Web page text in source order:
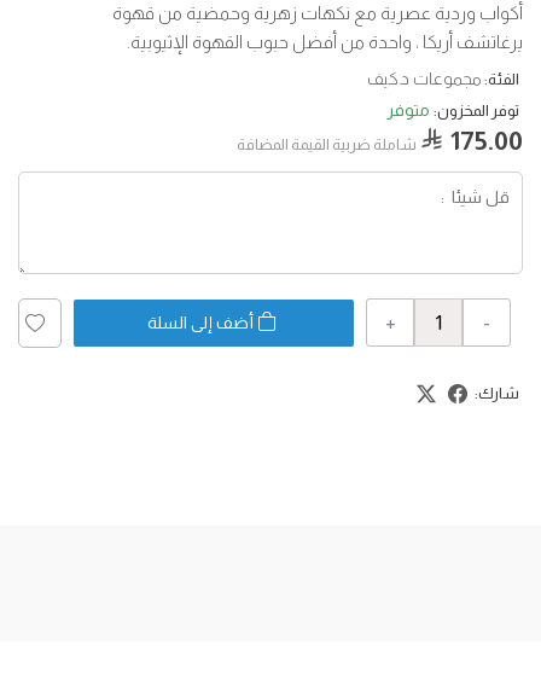
أكواب وردية عصرية مع نكهات زهرية وحمضية من قهوة
يرغاتشف أريكا ، واحدة من أفضل حبوب القهوة الإثيوبية.
الفئة: مجموعات د.كيف
توفر المخزون: متوفر
175.00 شاملة ضربية القيمة المضافة
-
+ أضف إلى السلة
شارك: